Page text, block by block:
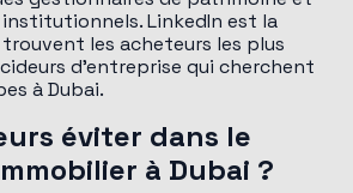
LinkedIn est la
les acheteurs les plus
d'entreprise qui cherchent
à Dubai.
éviter dans le
à Dubai ?